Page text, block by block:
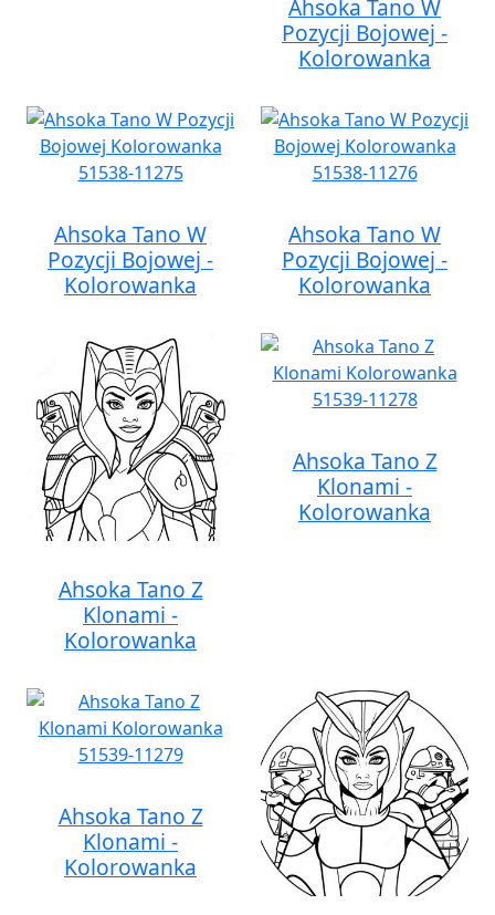
Ahsoka Tano W
Pozycji Bojowej -
Kolorowanka
Ahsoka Tano W
Pozycji Bojowej -
Kolorowanka
Ahsoka Tano W
Pozycji Bojowej -
Kolorowanka
Ahsoka Tano Z
Klonami -
Kolorowanka
Ahsoka Tano Z
Klonami -
Kolorowanka
Ahsoka Tano Z
Klonami -
Kolorowanka